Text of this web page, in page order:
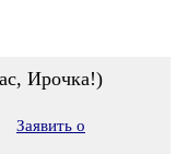
Ирочка!)
Заявить о